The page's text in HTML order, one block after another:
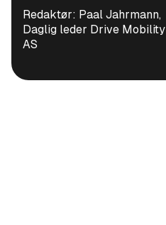
Redaktør: Paal Jahrmann,
Daglig leder Drive Mobility
AS